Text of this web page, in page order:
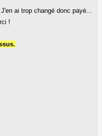
ai trop changé donc payé...
!